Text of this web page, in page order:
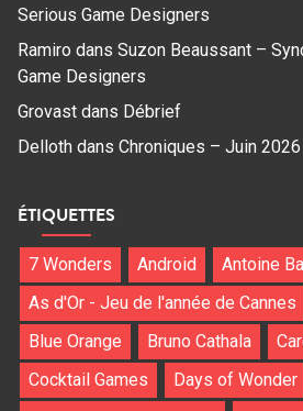
Serious Game Designers
Ramiro dans Suzon Beaussant –
Game Designers
Grovast dans Débrief
Delloth dans Chroniques – Juin 2026
ÉTIQUETTES
7 Wonders Android Antoine
As d'Or - Jeu de l'année de Cannes
Blue Orange
Bruno Cathala
Cocktail Games
Days of Wonder